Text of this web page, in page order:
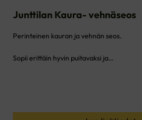
Junttilan Kaura- vehnäseos
Perinteinen kauran ja vehnän seos.
Sopii erittäin hyvin puitavaksi ja…